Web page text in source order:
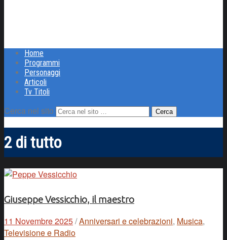
Home
Programmi
Personaggi
Articoli
Tv Titoli
Cerca nel sito
2 di tutto
Giuseppe Vessicchio, il maestro
11 Novembre 2025/Anniversari e celebrazioni, Musica,
Televisione e Radio